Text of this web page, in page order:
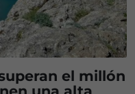
el millón